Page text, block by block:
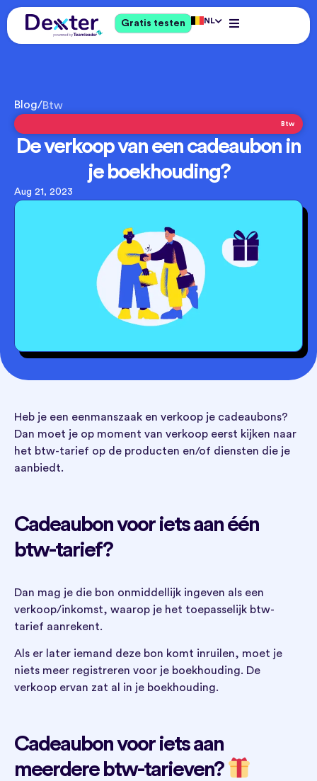
Gratis testen NL
Blog/Btw
Btw
De verkoop van een cadeaubon in
je boekhouding?
Aug 21, 2023
Heb je een eenmanszaak en verkoop je cadeaubons?
Dan moet je op moment van verkoop eerst kijken naar
het btw-tarief op de producten en/of diensten die je
aanbiedt.
Cadeaubon voor iets aan één
btw-tarief?
Dan mag je die bon onmiddellijk ingeven als een
verkoop/inkomst, waarop je het toepasselijk btw-
tarief aanrekent.
Als er later iemand deze bon komt inruilen, moet je
niets meer registreren voor je boekhouding. De
verkoop ervan zat al in je boekhouding.
Cadeaubon voor iets aan
meerdere btw-tarieven?